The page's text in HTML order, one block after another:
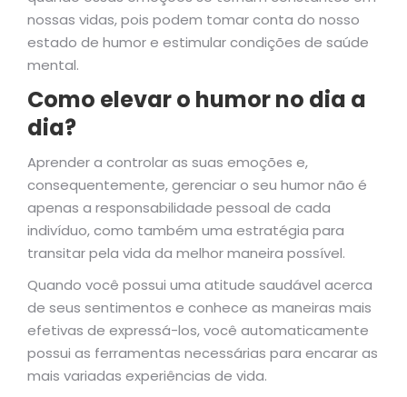
nossas vidas, pois podem tomar conta do nosso
estado de humor e estimular condições de saúde
mental.
Como elevar o humor no dia a
dia?
Aprender a controlar as suas emoções e,
consequentemente, gerenciar o seu humor não é
apenas a responsabilidade pessoal de cada
indivíduo, como também uma estratégia para
transitar pela vida da melhor maneira possível.
Quando você possui uma atitude saudável acerca
de seus sentimentos e conhece as maneiras mais
efetivas de expressá-los, você automaticamente
possui as ferramentas necessárias para encarar as
mais variadas experiências de vida.